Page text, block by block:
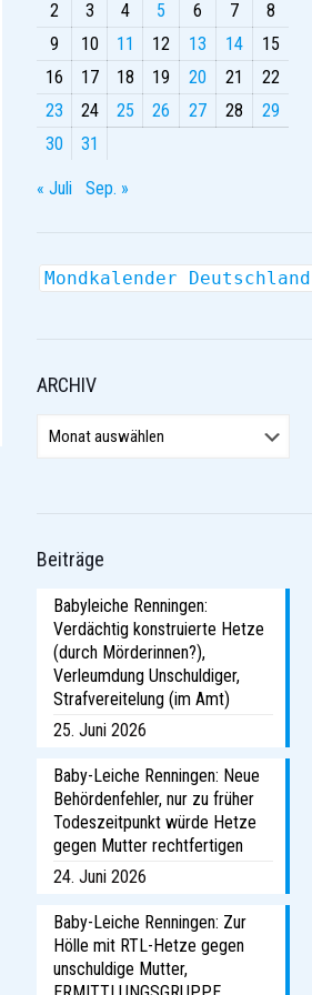
2 3 4 5 6 7
8
9
10 11 12 13 14
15
16
17 18 19 20 21
22
23
24 25 26 27 28
29
30
31
« Juli Sep. »
Mondkalender Deutschland
ARCHIV
Beiträge
Babyleiche Renningen:
Verdächtig konstruierte Hetze
(durch Mörderinnen?),
Verleumdung Unschuldiger,
Strafvereitelung (im Amt)
25. Juni 2026
Baby-Leiche Renningen: Neue
Behördenfehler, nur zu früher
Todeszeitpunkt würde Hetze
gegen Mutter rechtfertigen
24. Juni 2026
Baby-Leiche Renningen: Zur
Hölle mit RTL-Hetze gegen
unschuldige Mutter,